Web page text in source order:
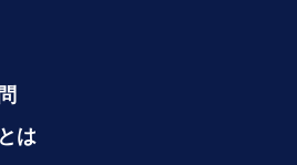
は